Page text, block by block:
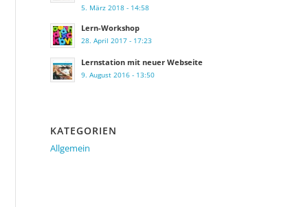
5. März 2018 - 14:58
Lern-Workshop
28. April 2017 - 17:23
Lernstation mit neuer Webseite
9. August 2016 - 13:50
KATEGORIEN
Allgemein